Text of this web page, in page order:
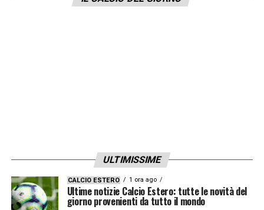
ULTIMISSIME
CALCIO ESTERO 1 ora ago
Ultime notizie Calcio Estero: tutte le novità del
giorno provenienti da tutto il mondo